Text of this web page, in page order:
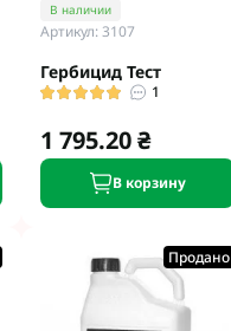
В наличии
Артикул: 3107
Гербицид Тест
1
1 795.20 ₴
В корзину
Продано